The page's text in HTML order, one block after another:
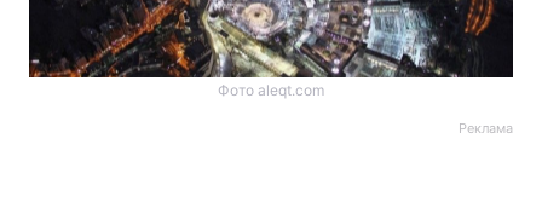
Фото aleqt.com
Реклама